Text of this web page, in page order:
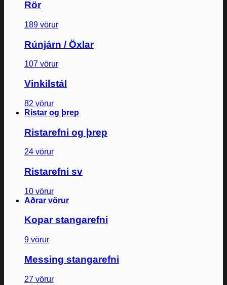
Rör
189 vörur
Rúnjárn / Öxlar
107 vörur
Vinkilstál
82 vörur
Ristar og þrep
Ristarefni og þrep
24 vörur
Ristarefni sv
10 vörur
Aðrar vörur
Kopar stangarefni
9 vörur
Messing stangarefni
27 vörur